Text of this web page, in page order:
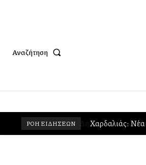
Αναζήτηση
ΡΟΗ ΕΙΔΗΣΕΩΝ Χαρδαλιάς: Νέα